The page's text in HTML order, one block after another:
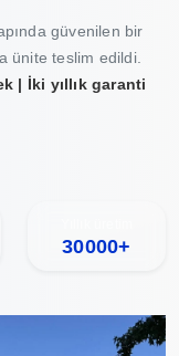
güvenilen bir
ünite teslim edildi.
| İki yıllık garanti
30000+